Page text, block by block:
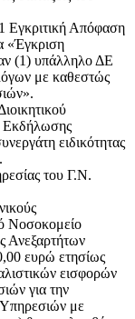
Εγκριτική Απόφαση
«Έγκριση
(1) υπάλληλο ΔΕ
με καθεστώς
ειδικότητας
του Γ.Ν.
Νοσοκομείο
Ανεξαρτήτων
ευρώ ετησίως
εισφορών
για την
με